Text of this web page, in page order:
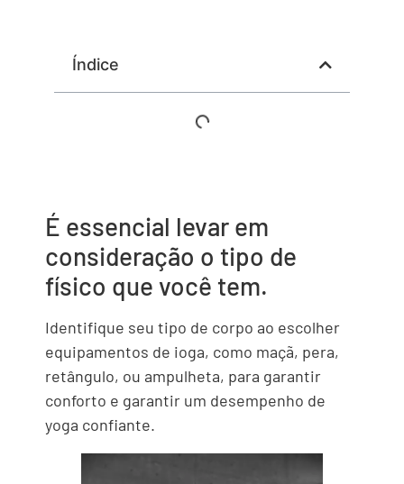
Índice
É essencial levar em
consideração o tipo de
físico que você tem.
Identifique seu tipo de corpo ao escolher
equipamentos de ioga, como maçã, pera,
retângulo, ou ampulheta, para garantir
conforto e garantir um desempenho de
yoga confiante.